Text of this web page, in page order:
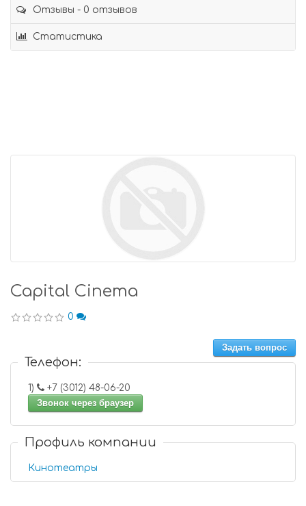
Отзывы - 0 отзывов
Статистика
Capital Cinema
0
Задать вопрос
Телефон:
1)
+7 (3012) 48-06-20
Звонок через браузер
Профиль компании
Кинотеатры